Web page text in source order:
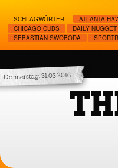
SCHLAGWÖRTER: ATLANTA
CHICAGO CUBS
DAILY NUGGET
SEBASTIAN SWOBODA
Donnerstag, 31.03.2016